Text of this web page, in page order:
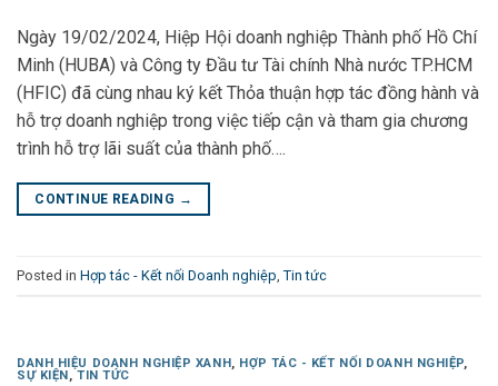
Ngày 19/02/2024, Hiệp Hội doanh nghiệp Thành phố Hồ Chí
Minh (HUBA) và Công ty Đầu tư Tài chính Nhà nước TP.HCM
(HFIC) đã cùng nhau ký kết Thỏa thuận hợp tác đồng hành và
hỗ trợ doanh nghiệp trong việc tiếp cận và tham gia chương
trình hỗ trợ lãi suất của thành phố….
CONTINUE READING →
Posted in Hợp tác - Kết nối Doanh nghiệp Tin tức
DANH HIỆU DOANH NGHIỆP XANH , HỢP TÁC - KẾT NỐI DOANH NGHIỆP,
SỰ KIỆN ,TIN TỨC